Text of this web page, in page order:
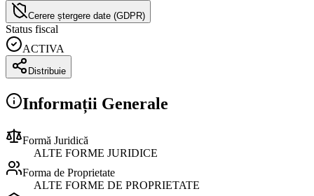
Cerere ștergere date (GDPR)
Status fiscal
ACTIVA
Distribuie
Informații Generale
Formă Juridică
ALTE FORME JURIDICE
Forma de Proprietate
ALTE FORME DE PROPRIETATE